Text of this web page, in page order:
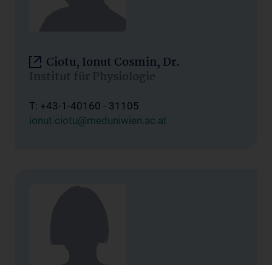
Ciotu, Ionut Cosmin, Dr.
Institut für Physiologie
T: +43-1-40160 - 31105
ionut.ciotu@meduniwien.ac.at